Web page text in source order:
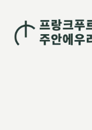
content